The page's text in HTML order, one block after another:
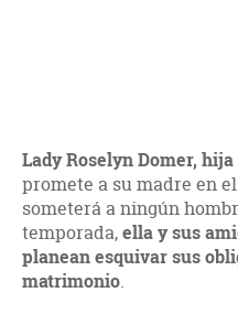
Lady Roselyn Domer,
promete a su madre en
someterá a ningún
temporada,ella y sus
planean esquivar sus
matrimonio.